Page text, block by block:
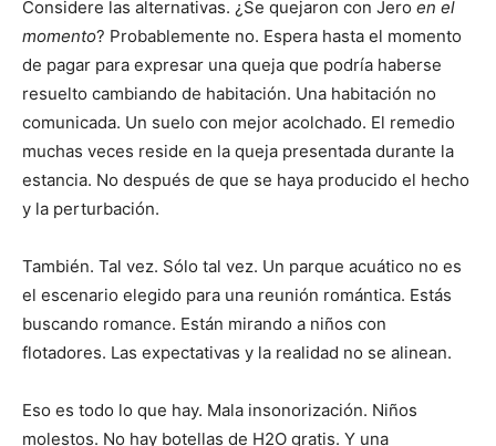
Considere las alternativas. ¿Se quejaron con Jero en el
momento? Probablemente no. Espera hasta el momento
de pagar para expresar una queja que podría haberse
resuelto cambiando de habitación. Una habitación no
comunicada. Un suelo con mejor acolchado. El remedio
muchas veces reside en la queja presentada durante la
estancia. No después de que se haya producido el hecho
y la perturbación.
También. Tal vez. Sólo tal vez. Un parque acuático no es
el escenario elegido para una reunión romántica. Estás
buscando romance. Están mirando a niños con
flotadores. Las expectativas y la realidad no se alinean.
Eso es todo lo que hay. Mala insonorización. Niños
molestos. No hay botellas de H2O gratis. Y una